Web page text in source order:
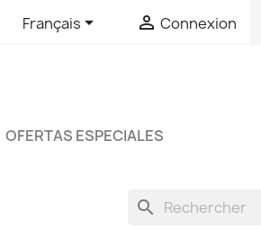
Français  Connexion
OFERTAS ESPECIALES
search